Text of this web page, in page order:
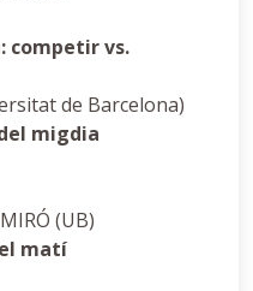
competir vs.
de Barcelona)
migdia
(UB)
matí